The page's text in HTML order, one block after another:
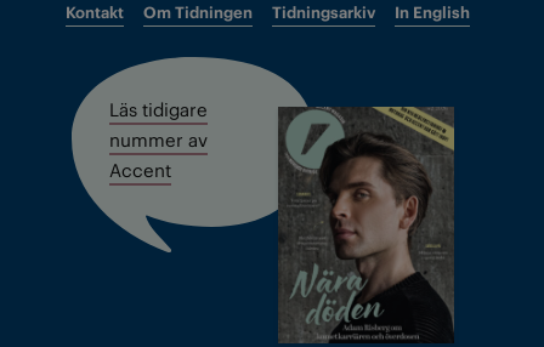
Kontakt Om Tidningen Tidningsarkiv In English
Läs tidigare
nummer av
Accent